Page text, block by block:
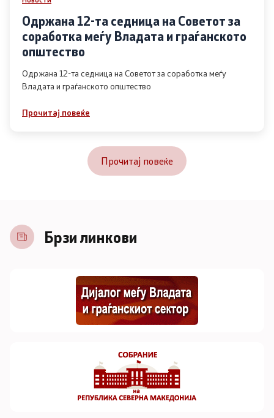
Одржана 12-та седница на Советот за
соработка меѓу Владата и граѓанското
општество
Одржана 12-та седница на Советот за соработка меѓу
Владата и граѓанското општество
Прочитај повеќе
Прочитај повеќе
Брзи линкови